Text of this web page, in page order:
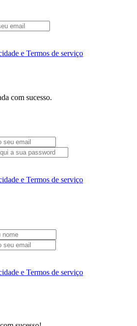
e Termos de serviço
com sucesso.
e Termos de serviço
e Termos de serviço